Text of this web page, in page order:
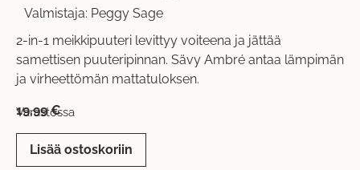
Valmistaja: Peggy Sage
2-in-1 meikkipuuteri levittyy voiteena ja jättää
samettisen puuteripinnan. Sävy Ambré antaa lämpimän
ja virheettömän mattatuloksen.
19,99€
Varastossa
Lisää ostoskoriin